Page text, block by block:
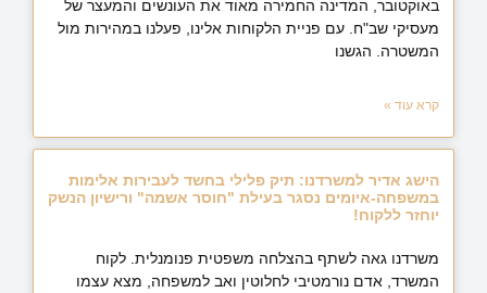
באוקטובר, המדינה החמירה מאוד את העונשים והמעצר של
מעסיקי שב"ח. עם פניית הלקוחות אלינו, פעלנו במהירות מול
המשטרה. הגשנו
קרא עוד »
הישג אדיר למשרדנו: תיק פלילי בחשד לעבירות אלימות
במשפחה-איומים נסגר בעילת "חוסר אשמה" ורישיון הנשק
יוחזר ללקוח!
משרדנו גאה לשתף בהצלחה משפטית פנומנלית. לקוח
המשרד, אדם נורמטיבי לחלוטין ואב למשפחה, מצא עצמו